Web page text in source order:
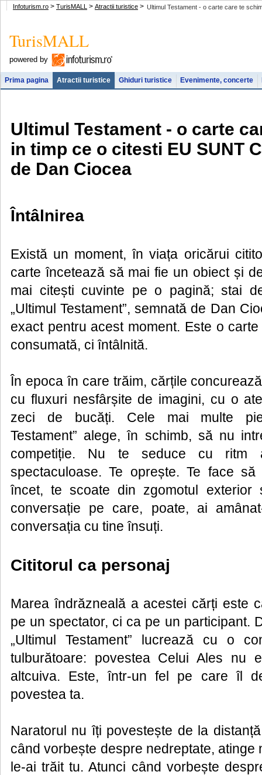
Ultimul Testament - o carte care te
Infoturism.ro > TurisMALL > Atractii turistice >
TurisMALL
powered by
Prima pagina Atractii turistice Ghiduri turistice Evenimente, concerte
Ultimul Testament - o carte
in timp ce o citesti EU SUNT
de Dan Ciocea
Întâlnirea
Există un moment, în viața oricărui
carte încetează să mai fie un obiect și
mai citești cuvinte pe o pagină; stai
„Ultimul Testament”, semnată de Dan
exact pentru acest moment. Este o
consumată, ci întâlnită.
În epoca în care trăim, cărțile
cu fluxuri nesfârșite de imagini, cu o
zeci de bucăți. Cele mai multe
Testament” alege, în schimb, să nu
competiție. Nu te seduce cu ritm
spectaculoase. Te oprește. Te face
încet, te scoate din zgomotul
conversație pe care, poate, ai
conversația cu tine însuți.
Cititorul ca personaj
Marea îndrăzneală a acestei cărți este
pe un spectator, ci ca pe un participant.
„Ultimul Testament” lucrează cu o
tulburătoare: povestea Celui Ales nu
altcuiva. Este, într-un fel pe care îl
povestea ta.
Naratorul nu îți povestește de la
când vorbește despre nedreptate, atinge
le-ai trăit tu. Atunci când vorbește